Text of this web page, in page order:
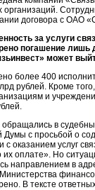
договора с ОАО
за услуги
погашение
может
более 400
рублей. Кроме
и
в
с просьбой о
оказанием услуг
оплате». Но
направлением в
В тексте